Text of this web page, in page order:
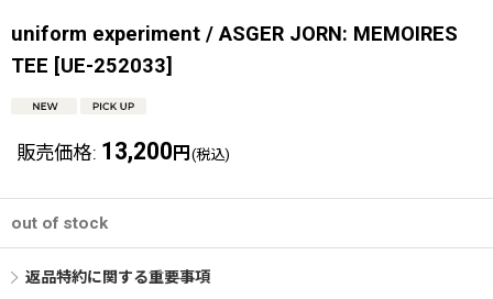
uniform experiment / ASGER JORN: MEMOIRES
TEE [UE-252033]
販売価格: 13,200 円 (税込)
out of stock
返品特約に関する重要事項